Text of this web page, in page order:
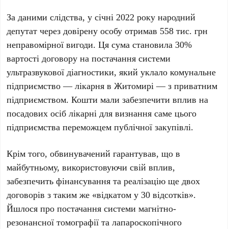
За даними слідства, усічні 2022 року народний
депутат через довірену особу отримав 558 тис. грн
неправомірної вигоди. Ця сума становила30%
вартості договору на постачання системи
ультразвукової діагностики, який уклало комунальне
підприємство — лікарня вЖитомирі— з приватним
підприємством. Кошти мали забезпечити вплив на
посадових осіб лікарні для визнання саме цього
підприємства переможцем публічної закупівлі.
Крім того, обвинувачений гарантував, що в
майбутньому, використовуючи свій вплив,
забезпечить фінансування та реалізацію ще двох
договорів з таким же «відкатом у30 відсотків».
Йшлося про постачання системи магнітно-
резонансної томографії та лапароскопічного